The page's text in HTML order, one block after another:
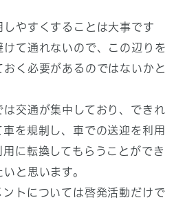
やすくすることは大事です
けて通れないので、この辺りを
く必要があるのではないかと
交通が集中しており、できれ
を規制し、車での送迎を利用
用に転換してもらうことができ
と思います。
ントについては啓発活動だけで